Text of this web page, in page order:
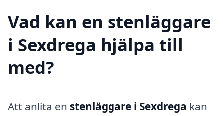
Vad kan en stenläggare
i Sexdrega hjälpa till
med?
Att anlita en stenläggare i Sexdrega kan